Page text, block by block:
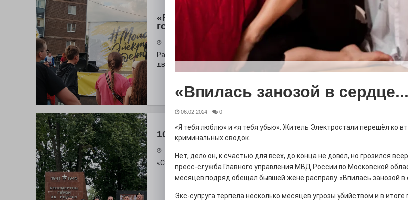
«Районы-кварталы» путешествуют по
городу
Радость в квадрате! На этой неделе электростальцев
дважды порадует проект «Районы-кварталы».
100 футов под килем!
«С ними дядька Черномор»
«Впилась занозой в
06.02.2024 - 0
«Я тебя люблю» и «я тебя убью». Житель Электростали перешёл ко
криминальных сводок.
Нет, дело он, к счастью для всех, до конца не довёл, но грозился
пресс-служба Главного управления МВД России по Московской
месяцев подряд обещал бывшей жене расправу. «Впилась занозой в
Экс-супруга терпела несколько месяцев угрозы убийством и в